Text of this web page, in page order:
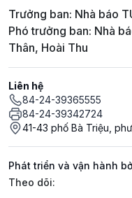
Trưởng ban: Nhà báo
Phó trưởng ban: Nhà
Thân, Hoài Thu
Liên hệ
84-24-39365555
84-24-39342724
41-43 phố Bà Triệu,
Phát triển và vận hành
Mạng xã hội
Theo dõi: